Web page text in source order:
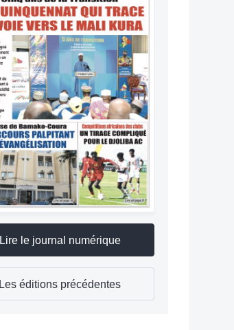
Lire le journal numérique
Les éditions précédentes